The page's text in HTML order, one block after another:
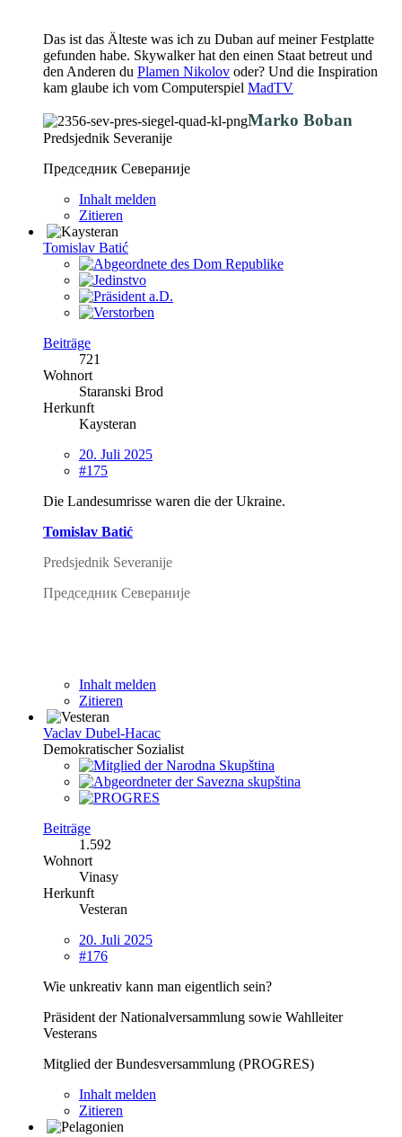
Das ist das Älteste was ich zu Duban auf meiner Festplatte
gefunden habe. Skywalker hat den einen Staat betreut und
den Anderen du Plamen Nikolov oder? Und die Inspiration
kam glaube ich vom Computerspiel MadTV
Marko Boban
Predsjednik Severanije
Председник Севераније
Inhalt melden
Zitieren
Tomislav Batić
Beiträge
721
Wohnort
Staranski Brod
Herkunft
Kaysteran
20. Juli 2025
#175
Die Landesumrisse waren die der Ukraine.
Tomislav Batić
Predsjednik Severanije
Председник Севераније
Inhalt melden
Zitieren
Vaclav Dubel-Hacac
Demokratischer Sozialist
Beiträge
1.592
Wohnort
Vinasy
Herkunft
Vesteran
20. Juli 2025
#176
Wie unkreativ kann man eigentlich sein?
Präsident der Nationalversammlung sowie Wahlleiter
Vesterans
Mitglied der Bundesversammlung (PROGRES)
Inhalt melden
Zitieren